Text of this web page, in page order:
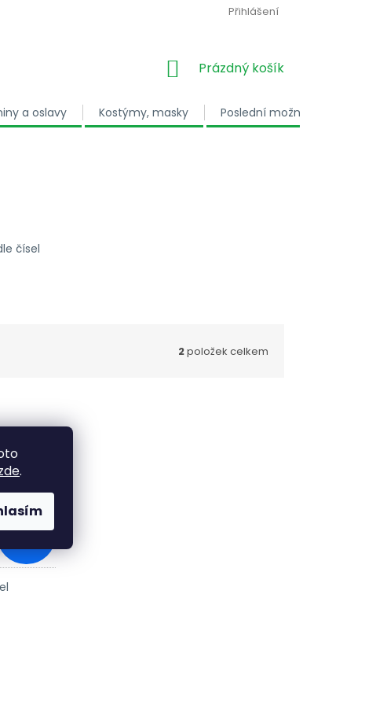
.
Přihlášení
NÁKUPNÍ KOŠÍK
Prázdný košík
a oslavy Kostýmy, masky Poslední možnost
čísel
2položek celkem
519 Kč